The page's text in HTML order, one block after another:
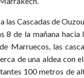
las Cascadas de
8 de la mañana hacia
Marruecos, las
de una aldea con
100 metros de